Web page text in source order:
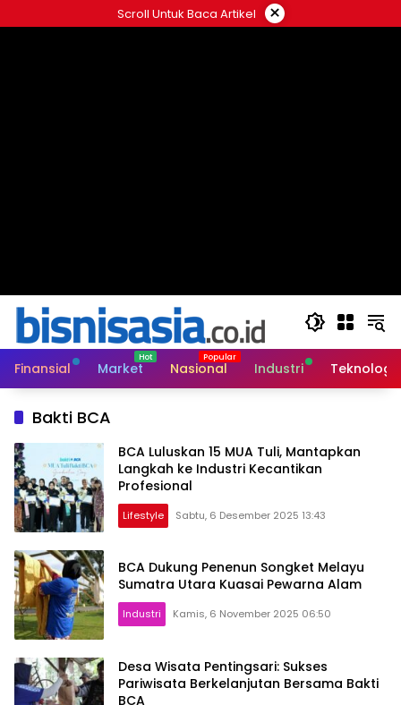
ke
Scroll Untuk Baca Artikel ×
Finansial Market Nasional Industri Teknologi
Bakti BCA
BCA Luluskan 15 MUA Tuli, Mantapkan
Langkah ke Industri Kecantikan
Profesional
Lifestyle Sabtu, 6 Desember 2025 13:43
BCA Dukung Penenun Songket Melayu
Sumatra Utara Kuasai Pewarna Alam
Industri Kamis, 6 November 2025 06:50
Desa Wisata Pentingsari: Sukses
Pariwisata Berkelanjutan Bersama Bakti
BCA